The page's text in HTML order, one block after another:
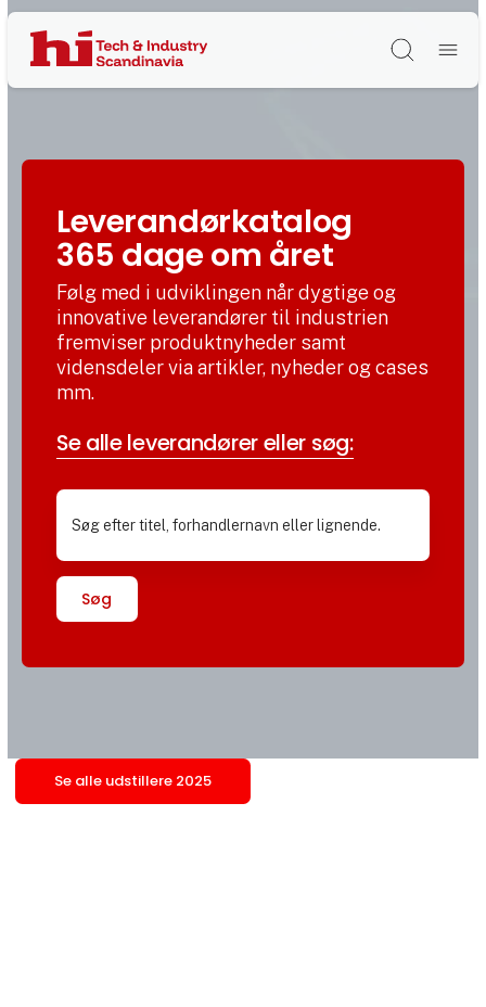
Søg
Leverandørkatalog
365 dage om året
Følg med i udviklingen når dygtige og
innovative leverandører til industrien
fremviser produktnyheder samt
vidensdeler via artikler, nyheder og cases
mm.
Se alle leverandører eller søg:
Søg
Se alle udstillere 2025